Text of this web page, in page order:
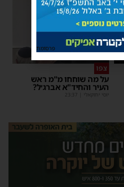
1
על מה שוחחו מ"מ ראש
העיר והחיד"א אברג׳ל?
יוסי יחזקאלי |
23:37
פרסומת